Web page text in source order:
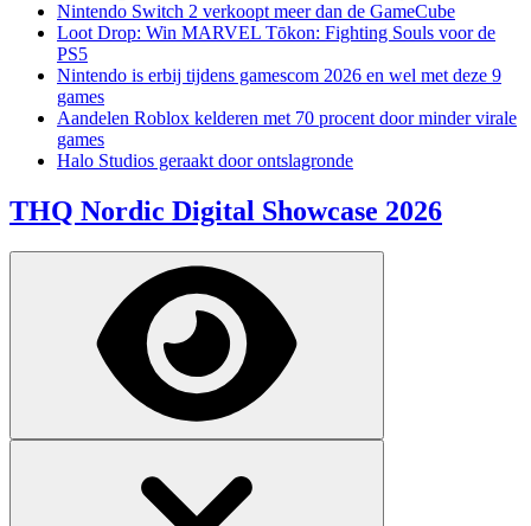
Nintendo Switch 2 verkoopt meer dan de GameCube
Loot Drop: Win MARVEL Tōkon: Fighting Souls voor de
PS5
Nintendo is erbij tijdens gamescom 2026 en wel met deze 9
games
Aandelen Roblox kelderen met 70 procent door minder virale
games
Halo Studios geraakt door ontslagronde
THQ Nordic Digital Showcase 2026